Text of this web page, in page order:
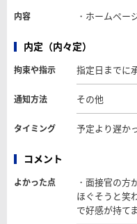
内容 ・ホームペー
内定（内々定）
拘束や指示 指定日までに
通知方法 その他
タイミング 予定より遅か
コメント
よかった点
・面接官の方
ほぐそうと笑
で好感が持て